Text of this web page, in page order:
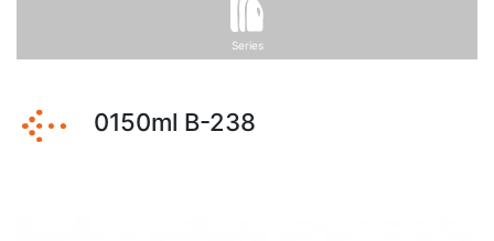
Series
0150ml B-238